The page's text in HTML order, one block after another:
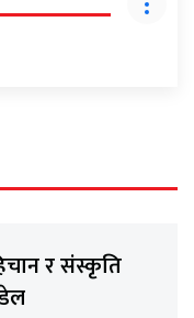
र संस्कृति